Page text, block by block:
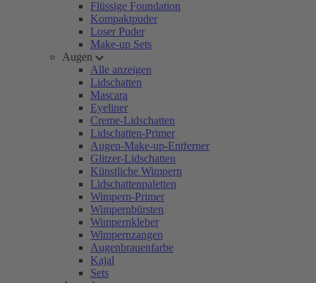
Flüssige Foundation
Kompaktpuder
Loser Puder
Make-up Sets
Augen
Alle anzeigen
Lidschatten
Mascara
Eyeliner
Creme-Lidschatten
Lidschatten-Primer
Augen-Make-up-Entferner
Glitzer-Lidschatten
Künstliche Wimpern
Lidschattenpaletten
Wimpern-Primer
Wimpernbürsten
Wimpernkleber
Wimpernzangen
Augenbrauenfarbe
Kajal
Sets